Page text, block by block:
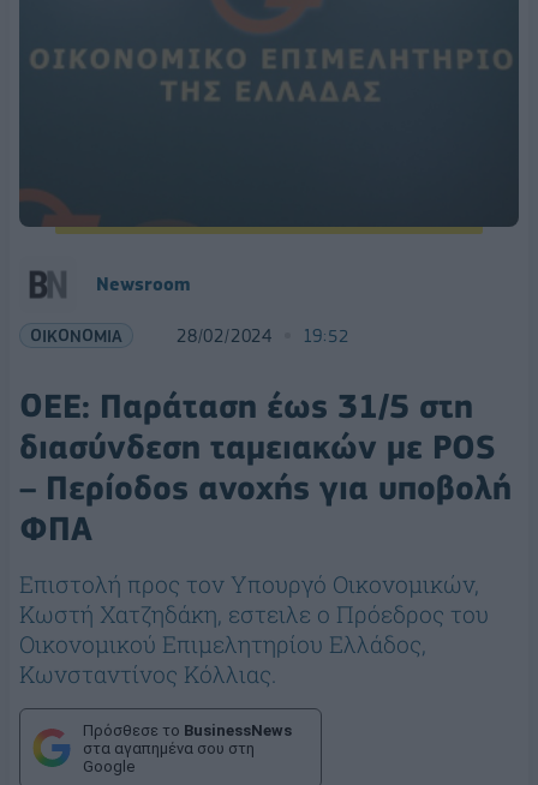
Newsroom
ΟΙΚΟΝΟΜΙΑ 28/02/2024 19:52
ΟΕΕ: Παράταση έως 31/5 στη
διασύνδεση ταμειακών με POS
– Περίοδος ανοχής για υποβολή
ΦΠΑ
Επιστολή προς τον Υπουργό Οικονομικών,
Κωστή Χατζηδάκη, εστειλε ο Πρόεδρος του
Οικονομικού Επιμελητηρίου Ελλάδος,
Κωνσταντίνος Κόλλιας.
Πρόσθεσε το BusinessNews
στα αγαπημένα σου στη
Google